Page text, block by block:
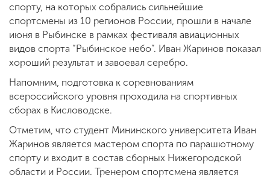
спорту, на которых собрались сильнейшие
спортсмены из 10 регионов России, прошли в начале
июня в Рыбинске в рамках фестиваля авиационных
видов спорта “Рыбинское небо”. Иван Жаринов показал
хороший результат и завоевал серебро.
Напомним, подготовка к соревнованиям
всероссийского уровня проходила на спортивных
сборах в Кисловодске.
Отметим, что студент Мининского университета Иван
Жаринов является мастером спорта по парашютному
спорту и входит в состав сборных Нижегородской
области и России. Тренером спортсмена является